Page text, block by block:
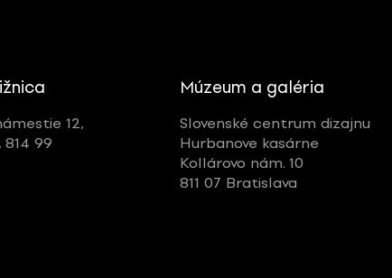
12,
814 99
Múzeum a galéria
Slovenské centrum dizajnu
Hurbanove kasárne
Kollárovo nám. 10
811 07 Bratislava